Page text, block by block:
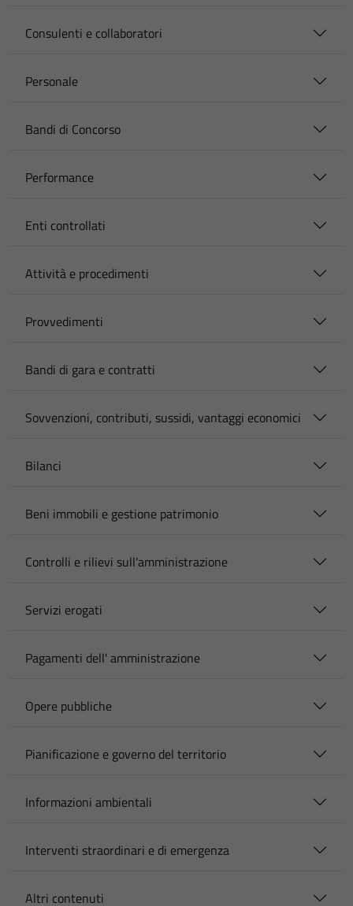
Consulenti e collaboratori
Personale
Bandi di Concorso
Performance
Enti controllati
Attività e procedimenti
Provvedimenti
Bandi di gara e contratti
Sovvenzioni, contributi, sussidi, vantaggi economici
Bilanci
Beni immobili e gestione patrimonio
Controlli e rilievi sull'amministrazione
Servizi erogati
Pagamenti dell' amministrazione
Opere pubbliche
Pianificazione e governo del territorio
Informazioni ambientali
Interventi straordinari e di emergenza
Altri contenuti